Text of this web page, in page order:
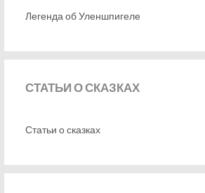
Легенда об Уленшпигеле
СТАТЬИО СКАЗКАХ
Статьи о сказках